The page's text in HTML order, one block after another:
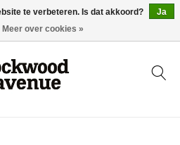
te verbeteren. Is dat akkoord?
Ja
Meer over cookies »